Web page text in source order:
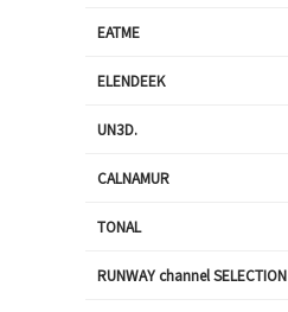
EATME
ELENDEEK
UN3D.
CALNAMUR
TONAL
RUNWAY channel SELECTION